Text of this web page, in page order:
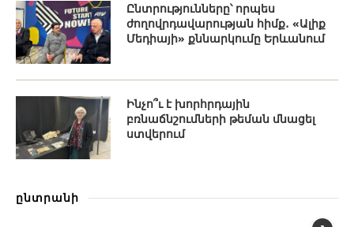
Ընտրությունները՝ որպես
ժողովրդավարության հիմք․ «Ալիք
Մեդիայի» քննարկումը Երևանում
Ինչո՞ւ է խորհրդային
բռնաճնշումների թեման մնացել
ստվերում
ընտրանի